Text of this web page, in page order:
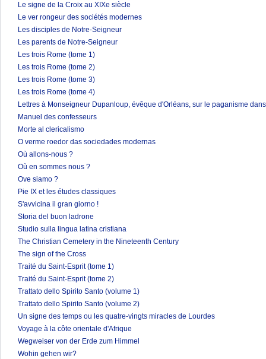
Le signe de la Croix au XIXe siècle
Le ver rongeur des sociétés modernes
Les disciples de Notre-Seigneur
Les parents de Notre-Seigneur
Les trois Rome (tome 1)
Les trois Rome (tome 2)
Les trois Rome (tome 3)
Les trois Rome (tome 4)
Lettres à Monseigneur Dupanloup, évêque d'Orléans, sur le paganisme
Manuel des confesseurs
Morte al clericalismo
O verme roedor das sociedades modernas
Où allons-nous ?
Où en sommes nous ?
Ove siamo ?
Pie IX et les études classiques
S'avvicina il gran giorno !
Storia del buon ladrone
Studio sulla lingua latina cristiana
The Christian Cemetery in the Nineteenth Century
The sign of the Cross
Traité du Saint-Esprit (tome 1)
Traité du Saint-Esprit (tome 2)
Trattato dello Spirito Santo (volume 1)
Trattato dello Spirito Santo (volume 2)
Un signe des temps ou les quatre-vingts miracles de Lourdes
Voyage à la côte orientale d'Afrique
Wegweiser von der Erde zum Himmel
Wohin gehen wir?